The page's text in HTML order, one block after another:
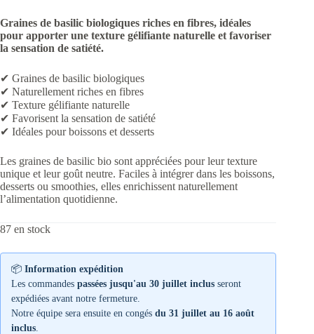
Graines de basilic biologiques riches en fibres, idéales
pour apporter une texture gélifiante naturelle et favoriser
la sensation de satiété.
✔ Graines de basilic biologiques
✔ Naturellement riches en fibres
✔ Texture gélifiante naturelle
✔ Favorisent la sensation de satiété
✔ Idéales pour boissons et desserts
Les graines de basilic bio sont appréciées pour leur texture
unique et leur goût neutre. Faciles à intégrer dans les boissons,
desserts ou smoothies, elles enrichissent naturellement
l’alimentation quotidienne.
87 en stock
📦 Information expédition
Les commandes passées jusqu'au 30 juillet inclus seront
expédiées avant notre fermeture.
Notre équipe sera ensuite en congés du 31 juillet au 16 août
inclus